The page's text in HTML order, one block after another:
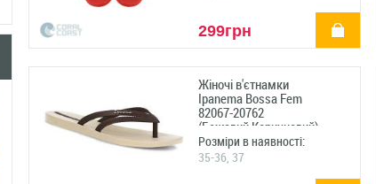
299грн
Жіночі в'єтнамки
Ipanema Bossa Fem
82067-20762
(Бежевий,Коричневий)
Розміри в наявності:
35-36, 37